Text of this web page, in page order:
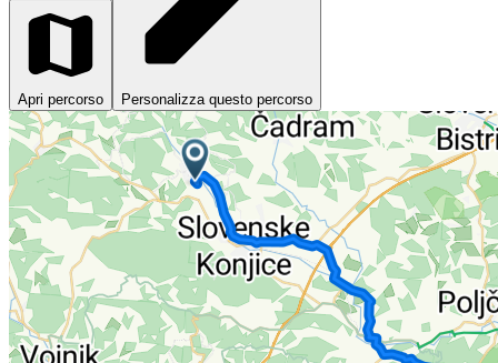
Apri percorso Personalizza questo percorso